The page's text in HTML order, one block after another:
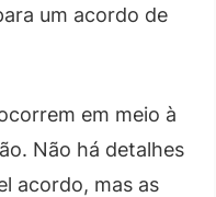
um acordo de
em meio à
Não há detalhes
acordo, mas as